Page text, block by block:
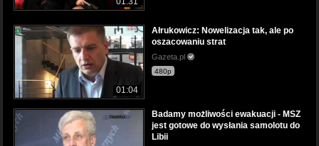
01:04
Ałrukowicz: Nowelizacja tak, ale po
oszacowaniu strat
Gazeta.pl
480p
Badamy możliwości ewakuacji - MSZ
jest gotowe do wysłania samolotu do
Libii